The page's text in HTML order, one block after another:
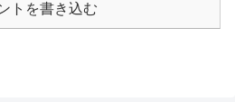
トを書き込む